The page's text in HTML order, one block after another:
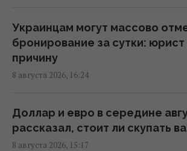
Вучич заявил, что не видит
скорейшего завершения
14:32 суббота, 08 августа 2026
В Кировоградской области
боевой вертолет: что
12:17 суббота, 08 августа 2026
Украинцам могут массово
бронирование за сутки: юрист
причину
8 августа 2026, 16:24
Доллар и евро в середине
рассказал, стоит ли скупать
8 августа 2026, 15:17